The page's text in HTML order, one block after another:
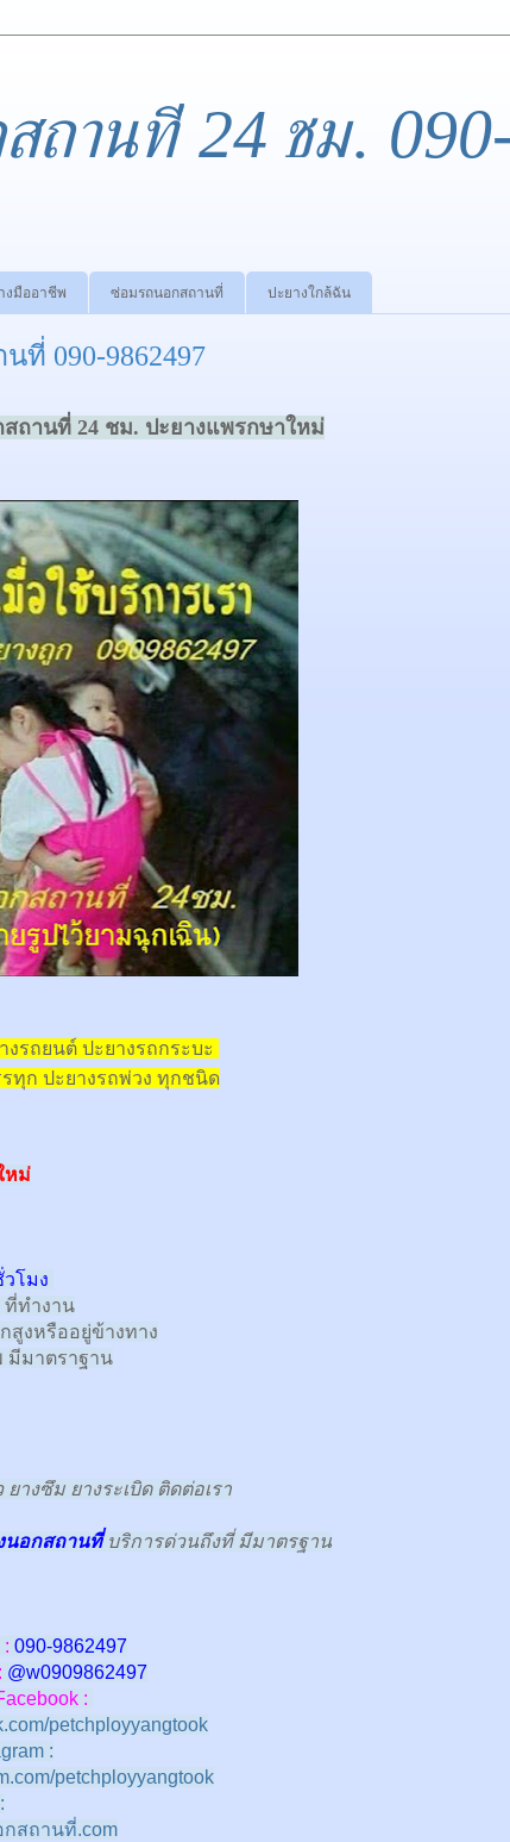
สถานที่ 24 ชม.
งมืออาชีพ ซ่อมรถนอกสถานที่ ปะยางใกล้ฉัน
ที่ 090-9862497
ถานที่ 24 ชม. ปะยางแพรกษาใหม่
งรถยนต์ ปะยางรถกระบะ
รทุก ปะยางรถพ่วง ทุกชนิด
หม่
โมง
ที่ทำงาน
สูงหรืออยู่ข้างทาง
มีมาตราฐาน
ยางซึม ยางระเบิด ติดต่อเรา
นอกสถานที่ บริการด่วนถึงที่ มีมาตรฐาน
: 090-9862497
@w0909862497
:
petchployyangtook
:
petchployyangtook
กสถานที่.com